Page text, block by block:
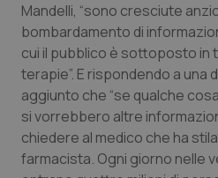
Quotidiano Chirurgia
Quotidiano Oncologia
Quotidiano Pediatria
Rene & patologie
Mandelli, “sono cresciute
bombardamento di
cui il pubblico è sottoposto in
terapie”. E rispondendo a una
aggiunto che “se qualche
si vorrebbero altre
chiedere al medico che ha
farmacista. Ogni giorno nelle